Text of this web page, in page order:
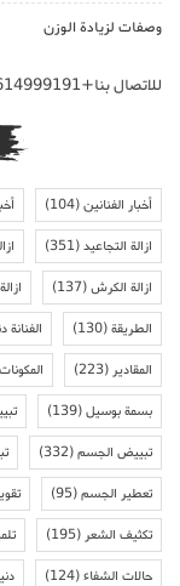
وصفات لزيادة الوزن
للاتصال بنا+212614999191
أخبار الفنانين(104)
ازالة التجاعيد(351)
ازالة الكرش(137)
الطريقة(130) الفنانة
المقادير(223) المكونات
بسمة بوسيل(139)
تبييض الجسم(332)
تعطير الجسم(95)
تكثيف الشعر(195)
حالات الشفاء(124)